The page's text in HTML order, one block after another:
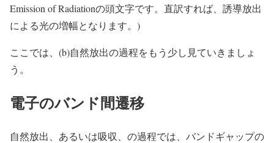
Emission of Radiationの頭文字です。直訳すれば、誘導放出
による光の増幅となります。)
ここでは、(b)自然放出の過程をもう少し見ていきましょ
う。
電子のバンド間遷移
自然放出、あるいは吸収、の過程では、バンドギャップの